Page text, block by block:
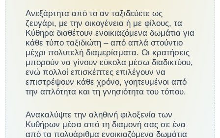
Ανεξάρτητα από το αν ταξιδεύετε ως
ζευγάρι, με την οικογένεια ή με φίλους, τα
Κύθηρα διαθέτουν ενοικιαζόμενα δωμάτια για
κάθε τύπο ταξιδιώτη – από απλά στούντιο
μέχρι πολυτελή διαμερίσματα. Οι κρατήσεις
μπορούν να γίνουν εύκολα μέσω διαδικτύου,
ενώ πολλοί επισκέπτες επιλέγουν να
επιστρέψουν κάθε χρόνο, γοητευμένοι από
την απλότητα και τη γνησιότητα του τόπου.
Ανακαλύψτε την αληθινή φιλοξενία των
Κυθήρων μέσα από τη διαμονή σας σε ένα
από τα πολυάριθμα ενοικιαζόμενα δωμάτια